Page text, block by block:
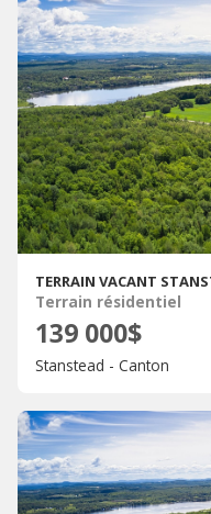
TERRAIN VACANT
Terrain résidentiel
139 000$
Stanstead - Canton